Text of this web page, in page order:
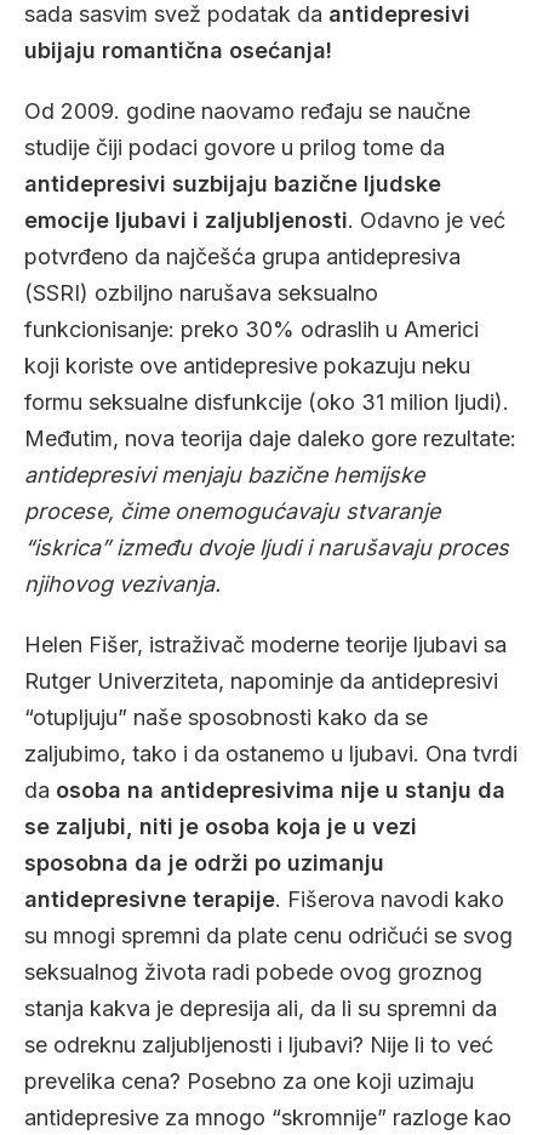
sada sasvim svež podatak da antidepresivi
ubijaju romantična osećanja!
Od 2009. godine naovamo ređaju se naučne
studije čiji podaci govore u prilog tome da
antidepresivi suzbijaju bazične ljudske
emocije ljubavi i zaljubljenosti. Odavno je već
potvrđeno da najčešća grupa antidepresiva
(SSRI) ozbiljno narušava seksualno
funkcionisanje: preko 30% odraslih u Americi
koji koriste ove antidepresive pokazuju neku
formu seksualne disfunkcije (oko 31 milion ljudi).
Međutim, nova teorija daje daleko gore rezultate:
antidepresivi menjaju bazične hemijske
procese, čime onemogućavaju stvaranje
“iskrica” između dvoje ljudi i narušavaju proces
njihovog vezivanja.
Helen Fišer, istraživač moderne teorije ljubavi sa
Rutger Univerziteta, napominje da antidepresivi
“otupljuju” naše sposobnosti kako da se
zaljubimo, tako i da ostanemo u ljubavi. Ona tvrdi
da osoba na antidepresivima nije u stanju da
se zaljubi, niti je osoba koja je u vezi
sposobna da je održi po uzimanju
antidepresivne terapije. Fišerova navodi kako
su mnogi spremni da plate cenu odričući se svog
seksualnog života radi pobede ovog groznog
stanja kakva je depresija ali, da li su spremni da
se odreknu zaljubljenosti i ljubavi? Nije li to već
prevelika cena? Posebno za one koji uzimaju
antidepresive za mnogo “skromnije” razloge kao